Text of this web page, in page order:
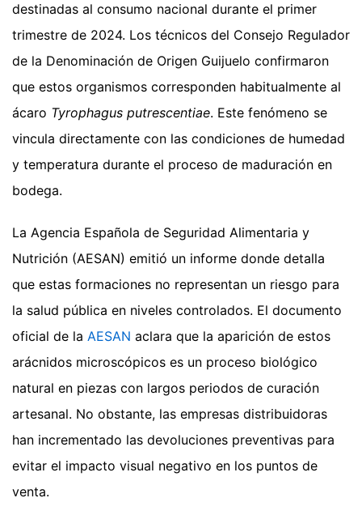
destinadas al consumo nacional durante el primer
trimestre de 2024. Los técnicos del Consejo Regulador
de la Denominación de Origen Guijuelo confirmaron
que estos organismos corresponden habitualmente al
ácaro Tyrophagus putrescentiae. Este fenómeno se
vincula directamente con las condiciones de humedad
y temperatura durante el proceso de maduración en
bodega.
La Agencia Española de Seguridad Alimentaria y
Nutrición (AESAN) emitió un informe donde detalla
que estas formaciones no representan un riesgo para
la salud pública en niveles controlados. El documento
oficial de la AESAN aclara que la aparición de estos
arácnidos microscópicos es un proceso biológico
natural en piezas con largos periodos de curación
artesanal. No obstante, las empresas distribuidoras
han incrementado las devoluciones preventivas para
evitar el impacto visual negativo en los puntos de
venta.